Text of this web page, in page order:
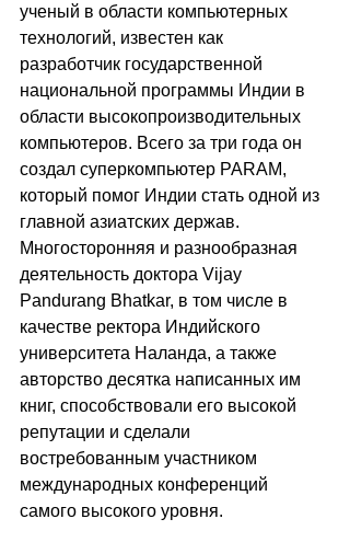
ученый в области компьютерных
технологий, известен как
разработчик государственной
национальной программы Индии в
области высокопроизводительных
компьютеров. Всего за три года он
создал суперкомпьютер PARAM,
который помог Индии стать одной из
главной азиатских держав.
Многосторонняя и разнообразная
деятельность доктора Vijay
Pandurang Bhatkar, в том числе в
качестве ректора Индийского
университета Наланда, а также
авторство десятка написанных им
книг, способствовали его высокой
репутации и сделали
востребованным участником
международных конференций
самого высокого уровня.